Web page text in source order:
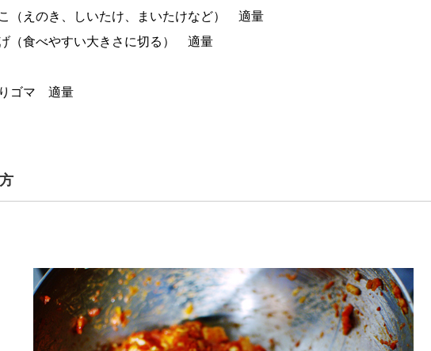
こ（えのき、しいたけ、まいたけなど） 適量
げ（食べやすい大きさに切る） 適量
りゴマ 適量